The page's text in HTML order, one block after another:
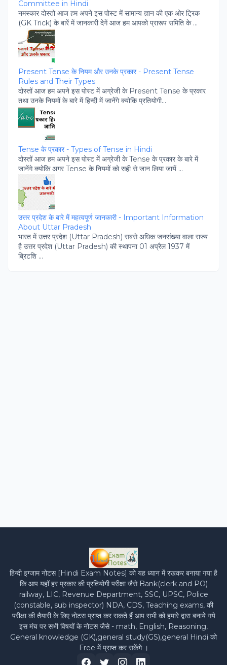
Committee in Hindi
नमस्‍कार दोस्‍तो आज हम अपने इस पोस्‍ट में सामान्‍य ज्ञान की एक ओर ट्रिक
(GK Trick) के बारें में जानकारी देगें आज हम आपको प्रारूप समिति के ...
Present Tense के नियम और उनके प्रकार - Present Tense
Rules and Their Types
दोस्‍तों आज हम अपने इस पोस्‍ट में अग्रेजी के Present Tense के प्रकार
तथा उनके नियमों के बारे में हिन्‍दी में जानेंगे क्‍योकि प्रतियोगी...
Tense के प्रकार - Types of Tense in Hindi
दोस्‍तों आज हम अपने इस पोस्‍ट में अग्रेजी के Tense के प्रकार के बारे में
जानेंगे क्‍योकि अगर Tense के नियमों को सही से जान लिया जायें ...
उत्तर प्रदेश के बारे में महत्वपूर्ण जानकारी - Important Information
About Uttar Pradesh
भारत में उत्तर प्रदेश (Uttar Pradesh) सबसे अधिक जनसंख्या वाला राज्य
है उत्तर प्रदेश (Uttar Pradesh) की स्थापना 01 अप्रैल 1937 में
ब्रिटशि ...
हिन्‍दी इग्‍जाम नोटस [Hindi Exam Notes] को यह ध्‍यान में रखकर बनाया गया है
कि आप यहॉ हर प्रकार की प्रतियोगी परीक्षा जैसे Bank(clerk and PO)
railway, LIC, Revenue Department, SSC, UPSC, Police
(constable, sub inspector) NDA, CDS, Teaching exams, की
परीक्षा की तैयारी के लिए नोटस प्राप्‍त कर सकते हैं आप सभी को हमारे द्वारा बनाये गये
इस मंच पर सभी विषयों के नोटस जैसे - math, English, Reasoning,
General knowledge (GK),general study(GS),general Hindi को
Free में प्राप्‍त कर सकेंगे ।